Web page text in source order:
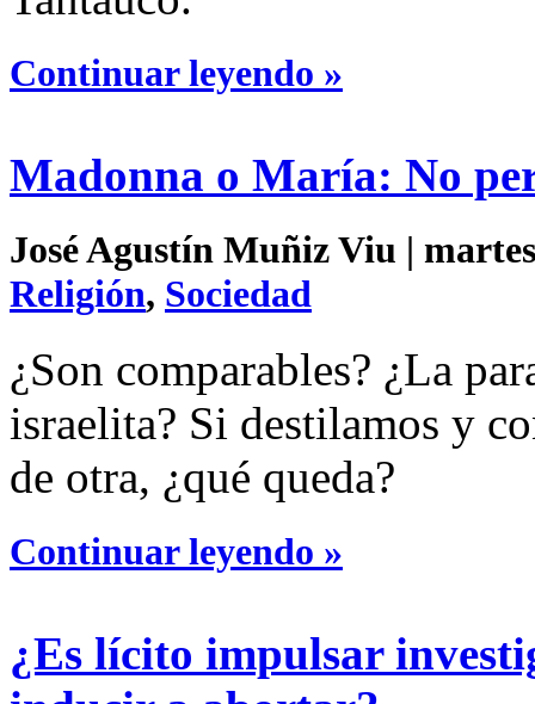
Continuar leyendo »
Madonna o María: No
José Agustín Muñiz Viu |
Religión, Sociedad
¿Son comparables? ¿La
israelita? Si destilamos y
de otra, ¿qué queda?
Continuar leyendo »
¿Es lícito impulsar